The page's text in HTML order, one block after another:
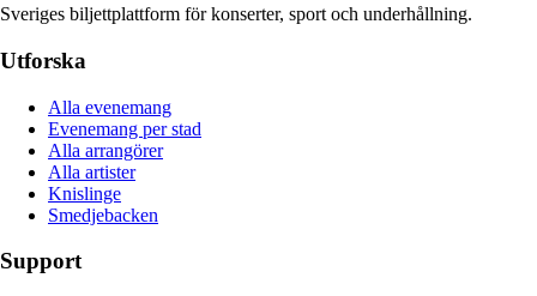
Sveriges biljettplattform för konserter, sport och underhållning.
Utforska
Alla evenemang
Evenemang per stad
Alla arrangörer
Alla artister
Knislinge
Smedjebacken
Support